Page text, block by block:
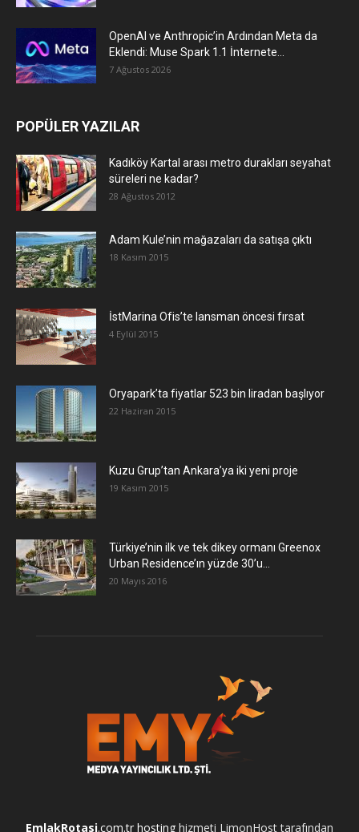
OpenAI ve Anthropic’in Ardından Meta da
Eklendi: Muse Spark 1.1 İnternete...
7 Ağustos 2026
POPÜLER YAZILAR
Kadıköy Kartal arası metro durakları seyahat
süreleri ne kadar?
28 Ağustos 2012
Adam Kule’nin mağazaları da satışa çıktı
18 Kasım 2015
İstMarina Ofis’te lansman öncesi fırsat
4 Eylül 2015
Oryapark’ta fiyatlar 523 bin liradan başlıyor
22 Haziran 2015
​Kuzu Grup’tan Ankara’ya iki yeni proje
19 Kasım 2015
Türkiye’nin ilk ve tek dikey ormanı Greenox
Urban Residence’ın yüzde 30’u...
20 Mayıs 2016
EmlakRotasi.com.tr hosting hizmeti LimonHost tarafından